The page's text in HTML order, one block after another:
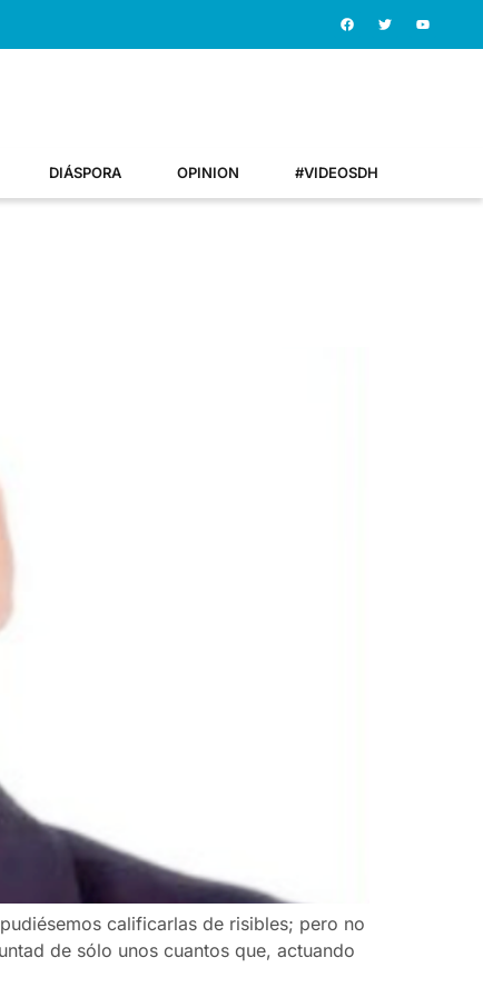
DIÁSPORA OPINION #VIDEOSDH
calificarlas de risibles; pero no
de sólo unos cuantos que, actuando